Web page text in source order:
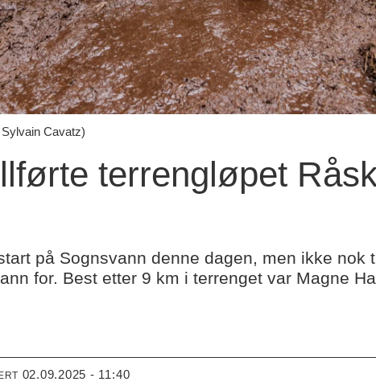
Cavatz)
terrengløpet
på Sognsvann denne dagen, men ikke nok
for. Best etter 9 km i terrenget var Magne
02.09.2025 - 11:40